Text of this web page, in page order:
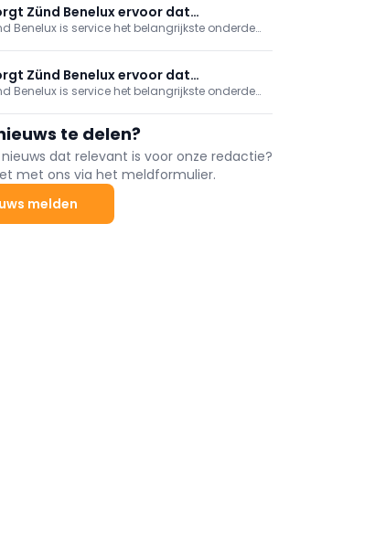
Monique en Stephan Jacobs
actief betrokken bij het bedrijf dat ze jarenlang
Van Alphen zet in op continuïteit.
Zünd Benelux ervoor dat
elke dag weer optimaal
blijven produceren
Benelux is service het belangrijkste onderdeel
Zünd Benelux ervoor dat
elke dag weer optimaal
blijven produceren
Benelux is service het belangrijkste onderdeel
te delen?
nieuws dat relevant is voor onze redactie?
met ons via het meldformulier.
melden